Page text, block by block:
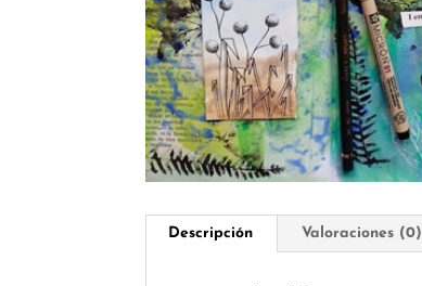
Descripción Valoraciones (0)